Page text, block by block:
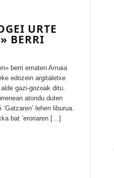
URTE
BERRI
berri ematen Amaia
edozein argitaletxe
gazi-gozoak ditu.
atondu duten
lehen liburua.
bat ‘eroriaren […]